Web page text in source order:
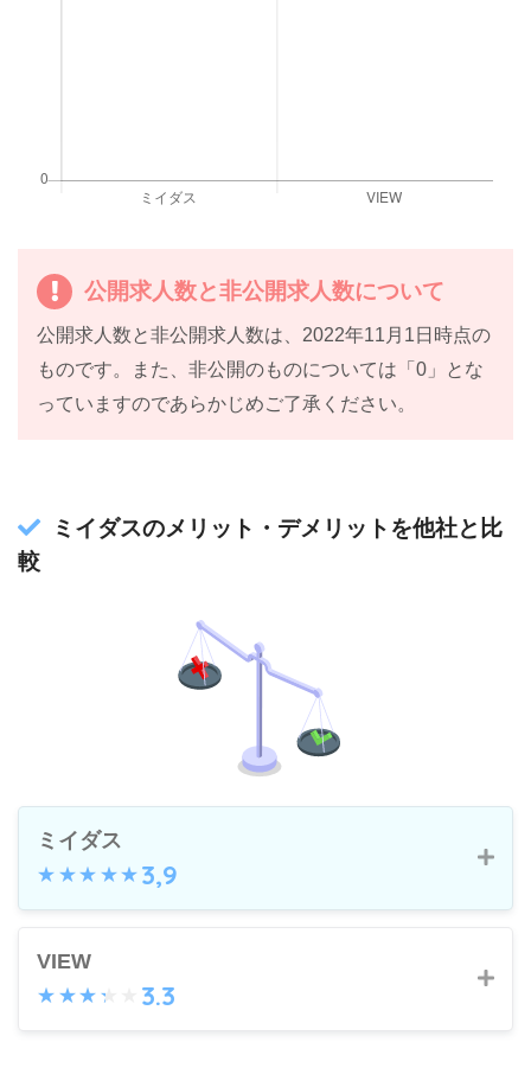
公開求人数と非公開求人数について
公開求人数と非公開求人数は、2022年11月1日時点の
ものです。また、非公開のものについては「0」とな
っていますのであらかじめご了承ください。
ミイダスのメリット・デメリットを他社と比
較
ミイダス
3,9
現在の市場価値が分かる
VIEW
3.3